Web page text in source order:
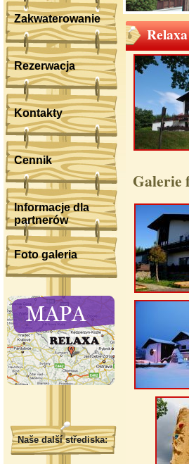
Galerie
Zakwaterowanie
Rezerwacja
Kontakty
Cennik
Informacje dla
partnerów
Foto galeria
Naše další střediska: